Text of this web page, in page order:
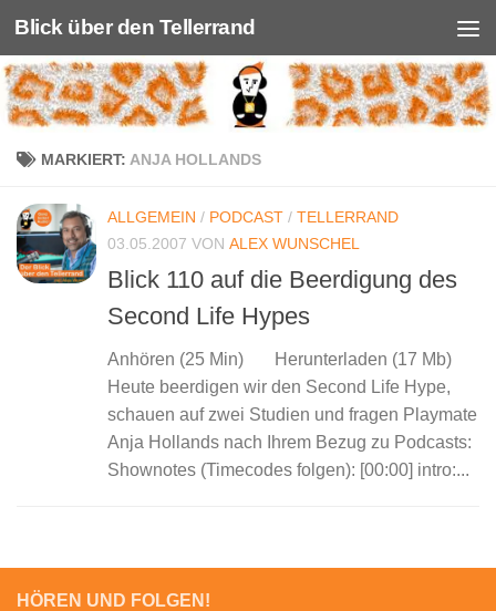
Unter dem Inhalt
Blick über den Tellerrand
MARKIERT: ANJA HOLLANDS
ALLGEMEIN / PODCAST / TELLERRAND
03.05.2007 VON ALEX WUNSCHEL
Blick 110 auf die Beerdigung des
Second Life Hypes
Anhören (25 Min) Herunterladen (17 Mb)
Heute beerdigen wir den Second Life Hype,
schauen auf zwei Studien und fragen Playmate
Anja Hollands nach Ihrem Bezug zu Podcasts:
Shownotes (Timecodes folgen): [00:00] intro:...
HÖREN UND FOLGEN!